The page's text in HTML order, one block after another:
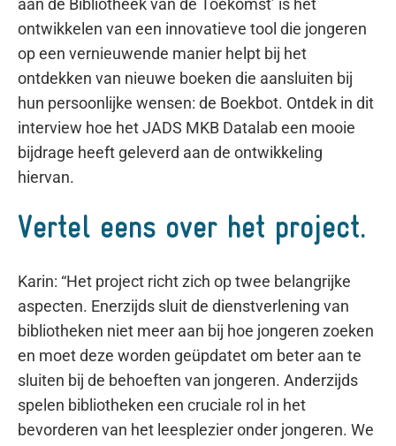
aan de Bibliotheek van de Toekomst’ is het
ontwikkelen van een innovatieve tool die jongeren
op een vernieuwende manier helpt bij het
ontdekken van nieuwe boeken die aansluiten bij
hun persoonlijke wensen: de Boekbot. Ontdek in dit
interview hoe het JADS MKB Datalab een mooie
bijdrage heeft geleverd aan de ontwikkeling
hiervan.
Vertel eens over het project.
Karin: “Het project richt zich op twee belangrijke
aspecten. Enerzijds sluit de dienstverlening van
bibliotheken niet meer aan bij hoe jongeren zoeken
en moet deze worden geüpdatet om beter aan te
sluiten bij de behoeften van jongeren. Anderzijds
spelen bibliotheken een cruciale rol in het
bevorderen van het leesplezier onder jongeren. We